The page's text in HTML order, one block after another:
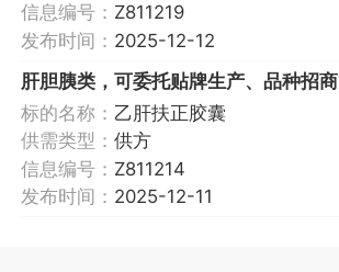
信息编号： Z811219
发布时间： 2025-12-12
肝胆胰类，可委托贴牌生产、品种招商
标的名称： 乙肝扶正胶囊
供需类型：供方
信息编号： Z811214
发布时间： 2025-12-11